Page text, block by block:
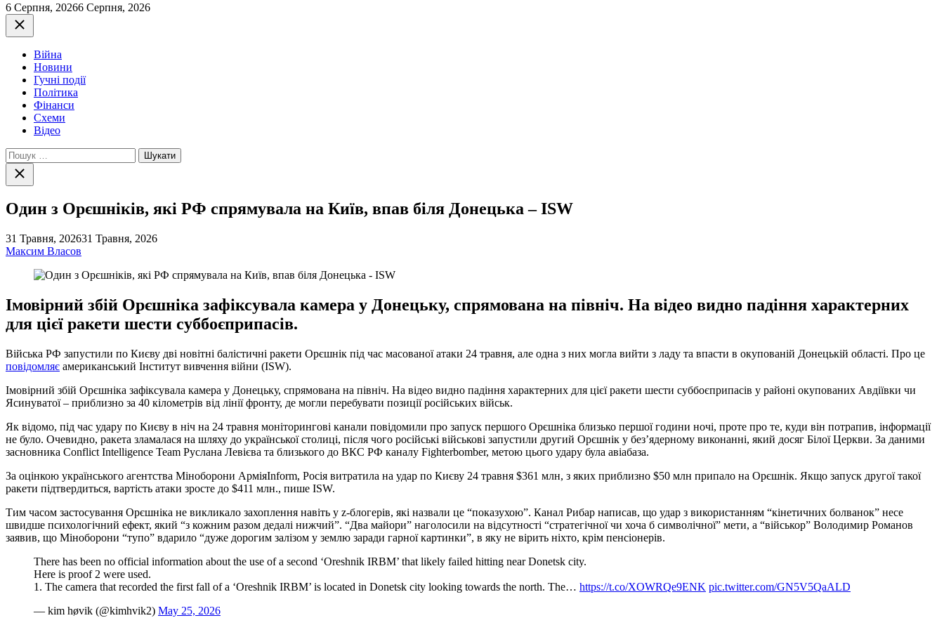
6 Серпня, 20266 Серпня, 2026
Закрити
Війна
Новини
Гучні події
Політика
Фінанси
Схеми
Відео
Пошук:
Закрити
пошук
Один з Орєшніків, які РФ спрямувала на Київ, впав біля Донецька – ISW
31 Травня, 202631 Травня, 2026
Максим Власов
Імовірний збій Орєшніка зафіксувала камера у Донецьку, спрямована на північ. На відео видно падіння характерних
для цієї ракети шести суббоєприпасів.
Війська РФ запустили по Києву дві новітні балістичні ракети Орєшнік під час масованої атаки 24 травня, але одна з них могла вийти з ладу та впасти в окупованій Донецькій області. Про це
повідомляє американський Інститут вивчення війни (ISW).
Імовірний збій Орєшніка зафіксувала камера у Донецьку, спрямована на північ. На відео видно падіння характерних для цієї ракети шести суббоєприпасів у районі окупованих Авдіївки чи
Ясинуватої – приблизно за 40 кілометрів від лінії фронту, де могли перебувати позиції російських військ.
Як відомо, під час удару по Києву в ніч на 24 травня моніторингові канали повідомили про запуск першого Орєшніка близько першої години ночі, проте про те, куди він потрапив, інформації
не було. Очевидно, ракета зламалася на шляху до української столиці, після чого російські військові запустили другий Орєшнік у без’ядерному виконанні, який досяг Білої Церкви. За даними
засновника Conflict Intelligence Team Руслана Левієва та близького до ВКС РФ каналу Fighterbomber, метою цього удару була авіабаза.
За оцінкою українського агентства Міноборони АрміяInform, Росія витратила на удар по Києву 24 травня $361 млн, з яких приблизно $50 млн припало на Орєшнік. Якщо запуск другої такої
ракети підтвердиться, вартість атаки зросте до $411 млн., пише ISW.
Тим часом застосування Орєшніка не викликало захоплення навіть у z-блогерів, які назвали це “показухою”. Канал Рибар написав, що удар з використанням “кінетичних болванок” несе
швидше психологічний ефект, який “з кожним разом дедалі нижчий”. “Два майори” наголосили на відсутності “стратегічної чи хоча б символічної” мети, а “військор” Володимир Романов
заявив, що Міноборони “тупо” вдарило “дуже дорогим залізом у землю заради гарної картинки”, в яку не вірить ніхто, крім пенсіонерів.
There has been no official information about the use of a second ‘Oreshnik IRBM’ that likely failed hitting near Donetsk city.
Here is proof 2 were used.
1. The camera that recorded the first fall of a ‘Oreshnik IRBM’ is located in Donetsk city looking towards the north. The… https://t.co/XOWRQe9ENK pic.twitter.com/GN5V5QaALD
— kim høvik (@kimhvik2) May 25, 2026